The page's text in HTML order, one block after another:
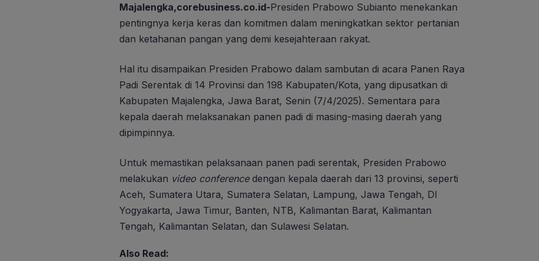
Majalengka,corebusiness.co.id-Presiden Prabowo Subianto menekankan
pentingnya kerja keras dan komitmen dalam meningkatkan sektor pertanian
dan ketahanan pangan yang demi kesejahteraan rakyat.
Hal itu disampaikan Presiden Prabowo dalam sambutan di acara Panen Raya
Padi Serentak di 14 Provinsi dan 198 Kabupaten/Kota, yang dipusatkan di
Kabupaten Majalengka, Jawa Barat, Senin (7/4/2025). Sementara para
kepala daerah melaksanakan panen padi di masing-masing daerah yang
dipimpinnya.
Untuk memastikan pelaksanaan panen padi serentak, Presiden Prabowo
melakukan video conferencedengan kepala daerah dari 13 provinsi, seperti
Aceh, Sumatera Utara, Sumatera Selatan, Lampung, Jawa Tengah, DI
Yogyakarta, Jawa Timur, Banten, NTB, Kalimantan Barat, Kalimantan
Tengah, Kalimantan Selatan, dan Sulawesi Selatan.
Also Read: